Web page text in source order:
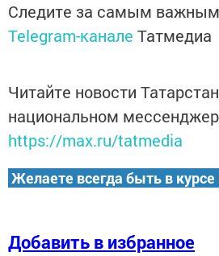
Следите за самым
Telegram-канале Татмедиа
Читайте новости
национальном
https://max.ru/tatmedia
Желаете всегда быть в курсе
Добавить в избранное